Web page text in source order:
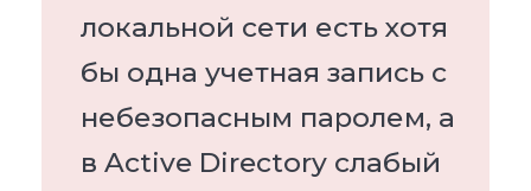
локальной сети есть хотя
бы одна учетная запись с
небезопасным паролем, а
в Active Directory слабый